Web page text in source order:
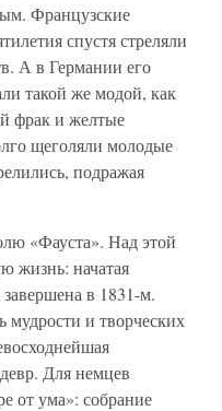
Французские
спустя стреляли
А в Германии его
такой же модой, как
фрак и желтые
щеголяли молодые
подражая
«Фауста». Над этой
жизнь: начатая
в 1831-м.
мудрости и творческих
Для немцев
от ума»: собрание